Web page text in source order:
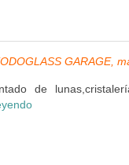
GARAGE,
de